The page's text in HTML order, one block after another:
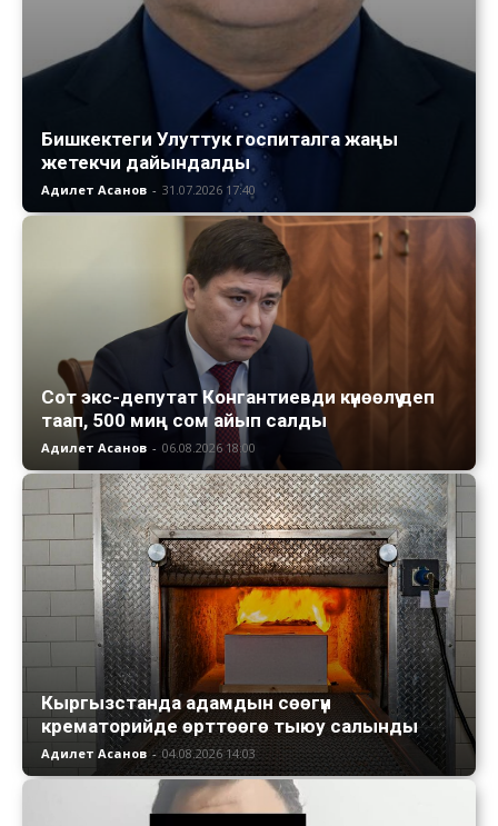
Бишкектеги Улуттук госпиталга жаңы
жетекчи дайындалды
Адилет Асанов - 31.07.2026 17:40
Сот экс-депутат Конгантиевди күнөөлүү деп
таап, 500 миң сом айып салды
Адилет Асанов - 06.08.2026 18:00
Кыргызстанда адамдын сөөгүн
крематорийде өрттөөгө тыюу салынды
Адилет Асанов - 04.08.2026 14:03